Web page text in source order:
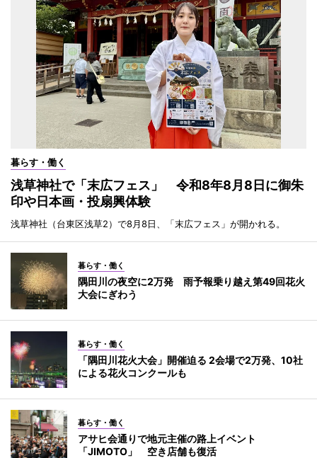
暮らす・働く
浅草神社で「末広フェス」 令和8年8月8日に御朱
印や日本画・投扇興体験
浅草神社（台東区浅草2）で8月8日、「末広フェス」が開かれる。
暮らす・働く
隅田川の夜空に2万発 雨予報乗り越え第49回花火
大会にぎわう
暮らす・働く
「隅田川花火大会」開催迫る 2会場で2万発、10社
による花火コンクールも
暮らす・働く
アサヒ会通りで地元主催の路上イベント
「JIMOTO」 空き店舗も復活